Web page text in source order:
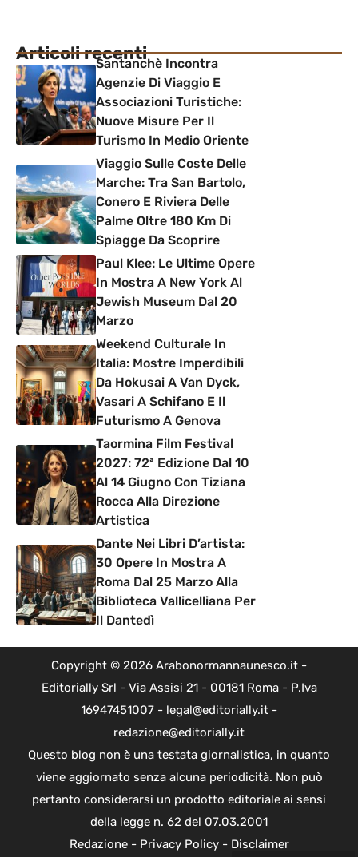
Articoli recentiSantanchè Incontra
Agenzie Di Viaggio E
Associazioni Turistiche:
Nuove Misure Per Il
Turismo In Medio Oriente
Viaggio Sulle Coste Delle
Marche: Tra San Bartolo,
Conero E Riviera Delle
Palme Oltre 180 Km Di
Spiagge Da Scoprire
Paul Klee: Le Ultime Opere
In Mostra A New York Al
Jewish Museum Dal 20
Marzo
Weekend Culturale In
Italia: Mostre Imperdibili
Da Hokusai A Van Dyck,
Vasari A Schifano E Il
Futurismo A Genova
Taormina Film Festival
2027: 72ª Edizione Dal 10
Al 14 Giugno Con Tiziana
Rocca Alla Direzione
Artistica
Dante Nei Libri D’artista:
30 Opere In Mostra A
Roma Dal 25 Marzo Alla
Biblioteca Vallicelliana Per
Il Dantedì
Copyright © 2026 Arabonormannaunesco.it -
Editorially Srl - Via Assisi 21 - 00181 Roma - P.Iva
16947451007 - legal@editorially.it -
redazione@editorially.it
Questo blog non è una testata giornalistica, in quanto
viene aggiornato senza alcuna periodicità. Non può
pertanto considerarsi un prodotto editoriale ai sensi
della legge n. 62 del 07.03.2001
Redazione- Privacy Policy- Disclaimer